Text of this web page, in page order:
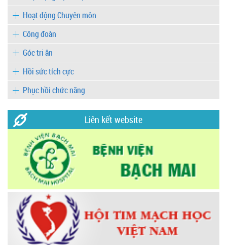
Hoạt động Chuyên môn
Công đoàn
Góc tri ân
Hồi sức tích cực
Phục hồi chức năng
Liên kết website